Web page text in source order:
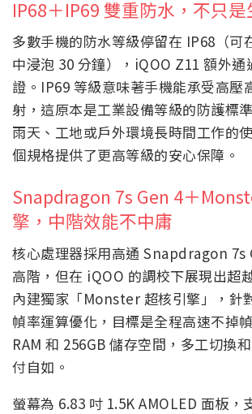
IP68＋IP69 雙重防水，不只
多數手機的防水等級停留在 IP68（可
中浸泡 30 分鐘），iQOO Z11 額外通
證。IP69 等級意味著手機能承受高壓
射，這原本是工業設備等級的防護標
雨天、工地或戶外環境長時間工作的
個規格提供了更高等級的安心保障。
Snapdragon 7s Gen 4＋
擎，中階效能不中庸
核心處理器採用高通 Snapdragon 7s
高階，但在 iQOO 的調校下展現出超
內建獨家「Monster 超核引擎」，針
幀率運算優化，目標是全程高速不掉
RAM 和 256GB 儲存空間，多工切換
付自如。
螢幕為 6.83 吋 1.5K AMOLED 面板，